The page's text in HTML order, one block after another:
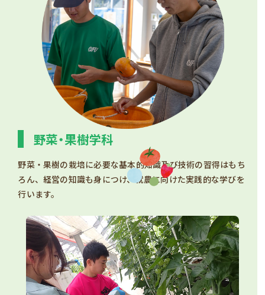
野菜・果樹学科
野菜・果樹の栽培に必要な基本的知識及び技術の習得はもち
ろん、経営の知識も身につけ、就農に向けた実践的な学びを
行います。